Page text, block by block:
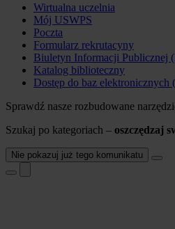
Wirtualna uczelnia
Mój USWPS
Poczta
Formularz rekrutacyny
Biuletyn Informacji Publicznej
Katalog biblioteczny
Dostęp do baz
Sprawdź nasze rozbudowane
Szukaj po kategoriach – oszczędzaj
Nie pokazuj już tego komunikatu